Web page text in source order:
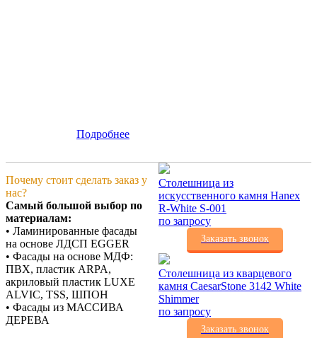
Подробнее
Почему стоит сделать заказ у
нас?
Самый большой выбор по
материалам:
• Ламинированные фасады
на основе ЛДСП EGGER
• Фасады на основе МДФ:
ПВХ, пластик ARPA,
акриловый пластик LUXE
ALVIC, TSS, ШПОН
• Фасады из МАССИВА
ДЕРЕВА
Столешница из
искусственного камня Hanex
R-White S-001
по запросу
Заказать звонок
Столешница из кварцевого
камня CaesarStone 3142 White
Shimmer
по запросу
Заказать звонок